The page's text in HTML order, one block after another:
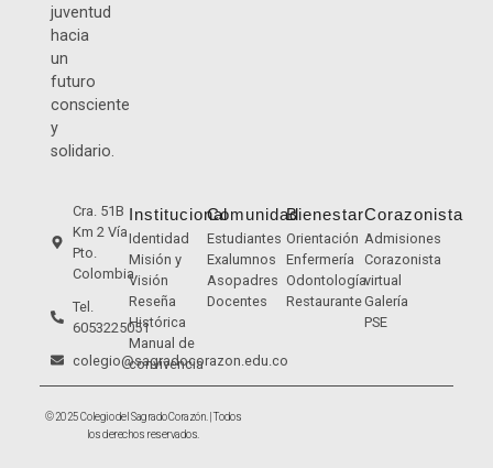
juventud
hacia
un
futuro
consciente
y
solidario.
Cra. 51B
Km 2 Vía
Pto.
Colombia
Tel.
6053225051
colegio@sagradocorazon.edu.co
Institucional
Identidad
Misión y
Visión
Reseña
Histórica
Manual de
convivencia
Comunidad
Estudiantes
Exalumnos
Asopadres
Docentes
Bienestar
Orientación
Enfermería
Odontología
Restaurante
Corazonista
Admisiones
Corazonista
virtual
Galería
PSE
© 2025 Colegio del Sagrado Corazón. | Todos
los derechos reservados.